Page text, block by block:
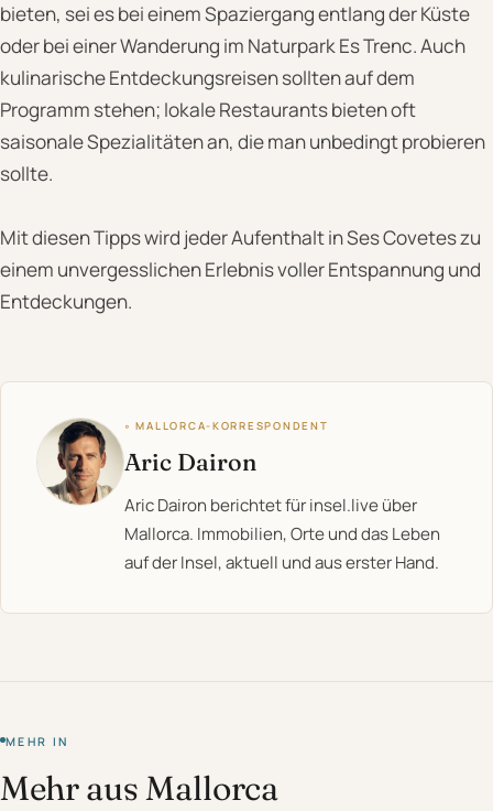
bieten, sei es bei einem Spaziergang entlang der Küste
oder bei einer Wanderung im Naturpark Es Trenc. Auch
kulinarische Entdeckungsreisen sollten auf dem
Programm stehen; lokale Restaurants bieten oft
saisonale Spezialitäten an, die man unbedingt probieren
sollte.
Mit diesen Tipps wird jeder Aufenthalt in Ses Covetes zu
einem unvergesslichen Erlebnis voller Entspannung und
Entdeckungen.
◦ MALLORCA-KORRESPONDENT
Aric Dairon
Aric Dairon berichtet für insel.live über
Mallorca. Immobilien, Orte und das Leben
auf der Insel, aktuell und aus erster Hand.
MEHR IN
Mehr aus Mallorca